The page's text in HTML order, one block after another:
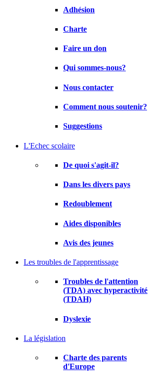
Adhésion
Charte
Faire un don
Qui sommes-nous?
Nous contacter
Comment nous soutenir?
Suggestions
L'Echec scolaire
De quoi s'agit-il?
Dans les divers pays
Redoublement
Aides disponibles
Avis des jeunes
Les troubles de l'apprentissage
Troubles de l'attention
(TDA) avec hyperactivité
(TDAH)
Dyslexie
La législation
Charte des parents
d'Europe